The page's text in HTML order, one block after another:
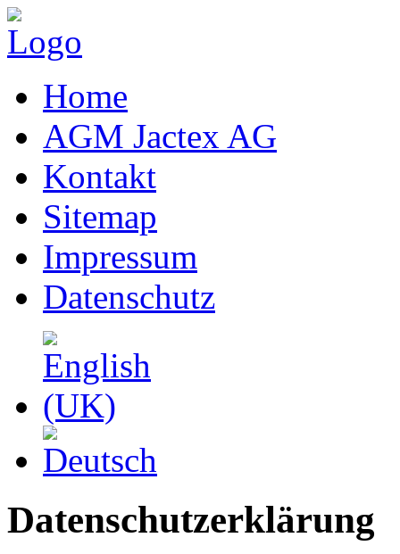
Home
AGM Jactex AG
Kontakt
Sitemap
Impressum
Datenschutz
Datenschutzerklärung